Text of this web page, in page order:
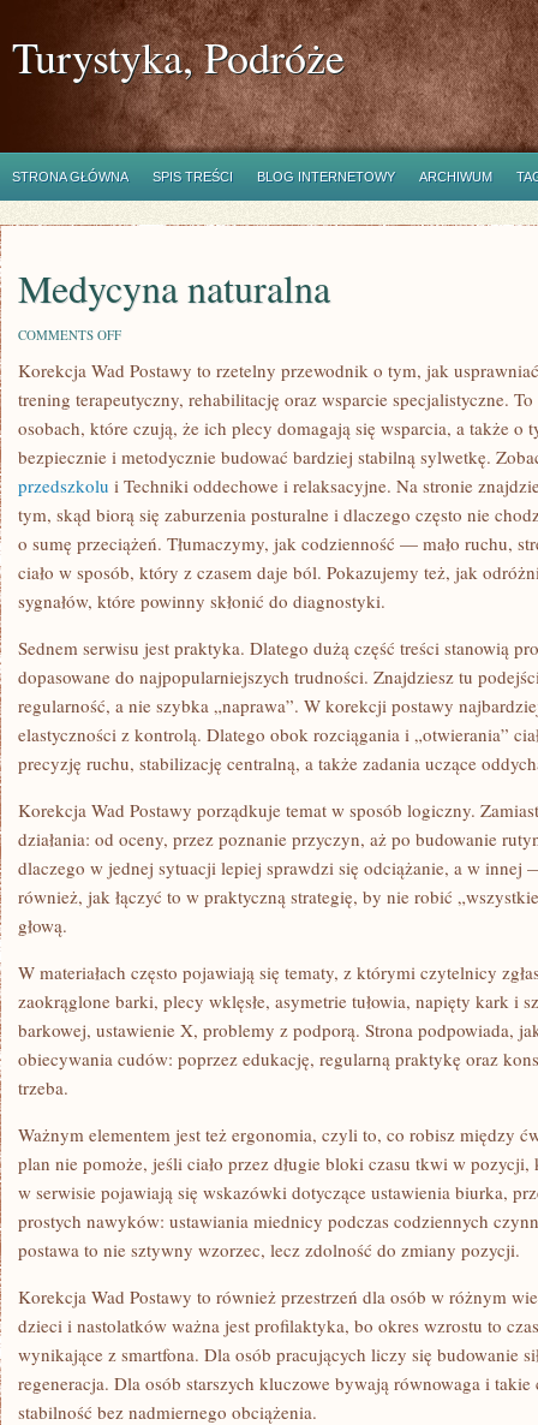
Turystyka, Podróże
STRONA GŁÓWNA SPIS TREŚCI BLOG INTERNETOWY ARCHIWUM
Medycyna naturalna
COMMENTS OFFON
NATURALNA
Korekcja Wad Postawy to rzetelny przewodnik o tym, jak
trening terapeutyczny, rehabilitację oraz wsparcie specjalistyczne.
osobach, które czują, że ich plecy domagają się wsparcia, a także o
bezpiecznie i metodycznie budować bardziej stabilną sylwetkę.
przedszkolu i Techniki oddechowe i relaksacyjne. Na stronie
tym, skąd biorą się zaburzenia posturalne i dlaczego często nie
o sumę przeciążeń. Tłumaczymy, jak codzienność — mało ruchu,
ciało w sposób, który z czasem daje ból. Pokazujemy też, jak
sygnałów, które powinny skłonić do diagnostyki.
Sednem serwisu jest praktyka. Dlatego dużą część treści stanowią
dopasowane do najpopularniejszych trudności. Znajdziesz tu
regularność, a nie szybka „naprawa”. W korekcji postawy
elastyczności z kontrolą. Dlatego obok rozciągania i „otwierania”
precyzję ruchu, stabilizację centralną, a także zadania uczące
Korekcja Wad Postawy porządkuje temat w sposób logiczny.
działania: od oceny, przez poznanie przyczyn, aż po budowanie
dlaczego w jednej sytuacji lepiej sprawdzi się odciążanie, a w innej
również, jak łączyć to w praktyczną strategię, by nie robić
głową.
W materiałach często pojawiają się tematy, z którymi czytelnicy
zaokrąglone barki, plecy wklęsłe, asymetrie tułowia, napięty kark i
barkowej, ustawienie X, problemy z podporą. Strona podpowiada,
obiecywania cudów: poprzez edukację, regularną praktykę oraz
trzeba.
Ważnym elementem jest też ergonomia, czyli to, co robisz między
plan nie pomoże, jeśli ciało przez długie bloki czasu tkwi w
w serwisie pojawiają się wskazówki dotyczące ustawienia biurka,
prostych nawyków: ustawiania miednicy podczas codziennych
postawa to nie sztywny wzorzec, lecz zdolność do zmiany pozycji.
Korekcja Wad Postawy to również przestrzeń dla osób w różnym
dzieci i nastolatków ważna jest profilaktyka, bo okres wzrostu to
wynikające z smartfona. Dla osób pracujących liczy się budowanie
regeneracja. Dla osób starszych kluczowe bywają równowaga i
stabilność bez nadmiernego obciążenia.